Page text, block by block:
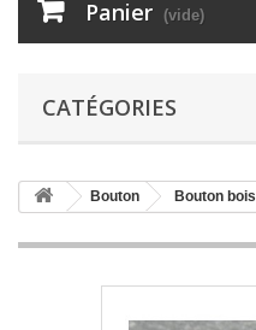
Panier (vide)
CATÉGORIES
Bouton Bouton bois